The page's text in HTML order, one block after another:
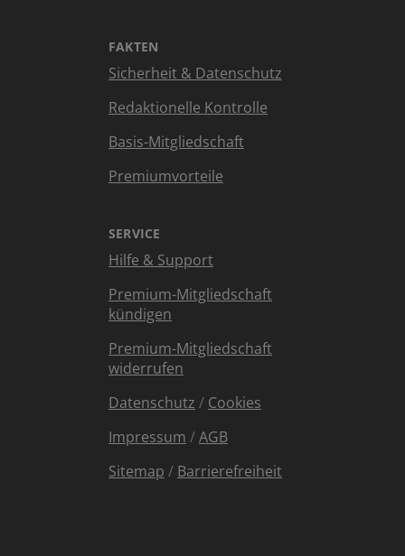
FAKTEN
Sicherheit & Datenschutz
Redaktionelle Kontrolle
Basis-Mitgliedschaft
Premiumvorteile
SERVICE
Hilfe & Support
Premium-Mitgliedschaft
kündigen
Premium-Mitgliedschaft
widerrufen
Datenschutz / Cookies
Impressum /AGB
Sitemap / Barrierefreiheit